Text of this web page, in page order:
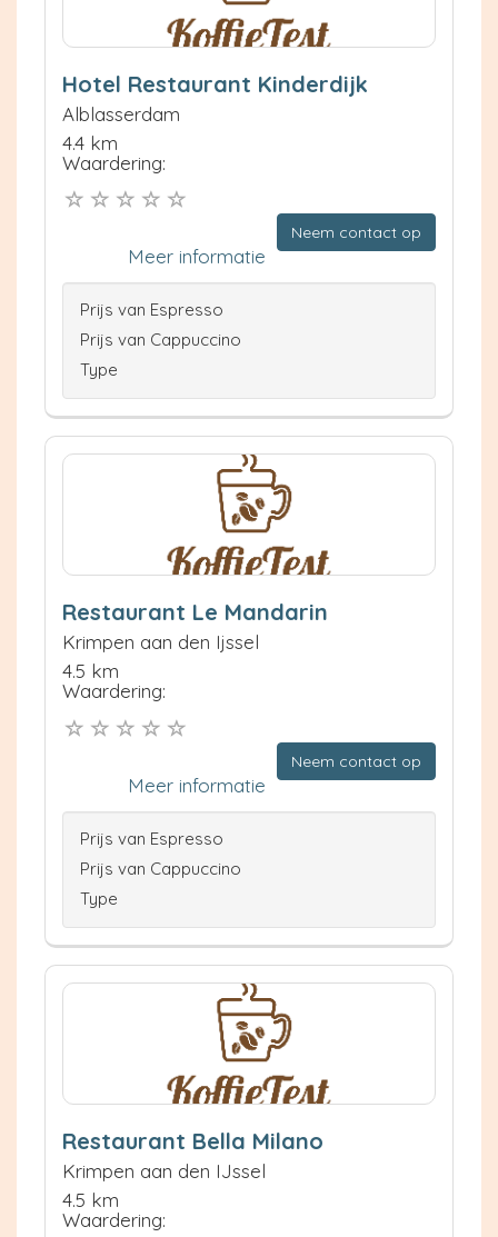
Hotel Restaurant Kinderdijk
Alblasserdam
4.4 km
Waardering:
Neem contact op
Meer informatie
Prijs van Espresso
Prijs van Cappuccino
Type
Restaurant Le Mandarin
Krimpen aan den Ijssel
4.5 km
Waardering:
Neem contact op
Meer informatie
Prijs van Espresso
Prijs van Cappuccino
Type
Restaurant Bella Milano
Krimpen aan den IJssel
4.5 km
Waardering: